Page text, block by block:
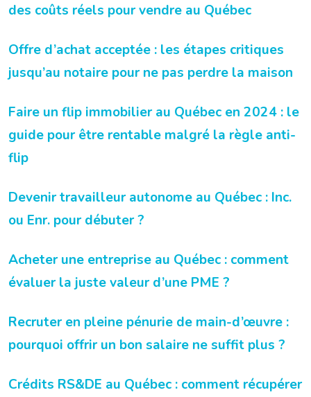
des coûts réels pour vendre au Québec
Offre d’achat acceptée : les étapes critiques
jusqu’au notaire pour ne pas perdre la maison
Faire un flip immobilier au Québec en 2024 : le
guide pour être rentable malgré la règle anti-
flip
Devenir travailleur autonome au Québec : Inc.
ou Enr. pour débuter ?
Acheter une entreprise au Québec : comment
évaluer la juste valeur d’une PME ?
Recruter en pleine pénurie de main-d’œuvre :
pourquoi offrir un bon salaire ne suffit plus ?
Crédits RS&DE au Québec : comment récupérer